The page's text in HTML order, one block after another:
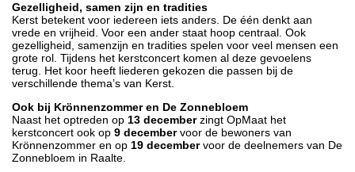
Gezelligheid, samen zijn en tradities
Kerst betekent voor iedereen iets anders. De één denkt aan
vrede en vrijheid. Voor een ander staat hoop centraal. Ook
gezelligheid, samenzijn en tradities spelen voor veel mensen een
grote rol. Tijdens het kerstconcert komen al deze gevoelens
terug. Het koor heeft liederen gekozen die passen bij de
verschillende thema’s van Kerst.
Ook bij Krönnenzommer en De Zonnebloem
Naast het optreden op 13 decemberzingt OpMaat het
kerstconcert ook op 9 decembervoor de bewoners van
Krönnenzommer en op 19 decembervoor de deelnemers van De
Zonnebloem in Raalte.